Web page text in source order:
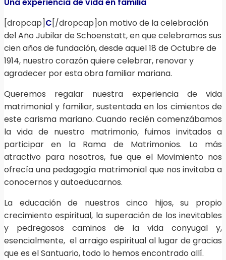
Una experiencia de vida en familia
[dropcap]C[/dropcap]on motivo de la celebración
del Año Jubilar de Schoenstatt, en que celebramos sus
cien años de fundación, desde aquel 18 de Octubre de
1914, nuestro corazón quiere celebrar, renovar y
agradecer por esta obra familiar mariana.
Queremos regalar nuestra experiencia de vida
matrimonial y familiar, sustentada en los cimientos de
este carisma mariano. Cuando recién comenzábamos
la vida de nuestro matrimonio, fuimos invitados a
participar en la Rama de Matrimonios. Lo más
atractivo para nosotros, fue que el Movimiento nos
ofrecía una pedagogía matrimonial que nos invitaba a
conocernos y autoeducarnos.
La educación de nuestros cinco hijos, su propio
crecimiento espiritual, la superación de los inevitables
y pedregosos caminos de la vida conyugal y,
esencialmente, el arraigo espiritual al lugar de gracias
que es el Santuario, todo lo hemos encontrado allí.